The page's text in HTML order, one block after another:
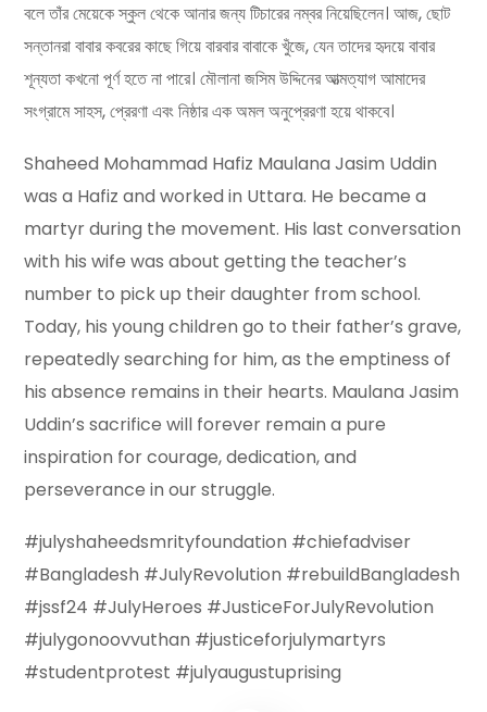
বলে তাঁর মেয়েকে স্কুল থেকে আনার জন্য টিচারের নম্বর নিয়েছিলেন। আজ, ছোট
সন্তানরা বাবার কবরের কাছে গিয়ে বারবার বাবাকে খুঁজে, যেন তাদের হৃদয়ে বাবার
শূন্যতা কখনো পূর্ণ হতে না পারে। মৌলানা জসিম উদ্দিনের আত্মত্যাগ আমাদের
সংগ্রামে সাহস, প্রেরণা এবং নিষ্ঠার এক অমল অনুপ্রেরণা হয়ে থাকবে।
Shaheed Mohammad Hafiz Maulana Jasim Uddin
was a Hafiz and worked in Uttara. He became a
martyr during the movement. His last conversation
with his wife was about getting the teacher’s
number to pick up their daughter from school.
Today, his young children go to their father’s grave,
repeatedly searching for him, as the emptiness of
his absence remains in their hearts. Maulana Jasim
Uddin’s sacrifice will forever remain a pure
inspiration for courage, dedication, and
perseverance in our struggle.
#julyshaheedsmrityfoundation #chiefadviser
#Bangladesh #JulyRevolution #rebuildBangladesh
#jssf24 #JulyHeroes #JusticeForJulyRevolution
#julygonoovvuthan #justiceforjulymartyrs
#studentprotest #julyaugustuprising